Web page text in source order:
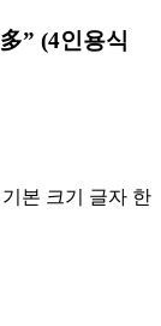
” (4인용식
기본 크기 글자 한